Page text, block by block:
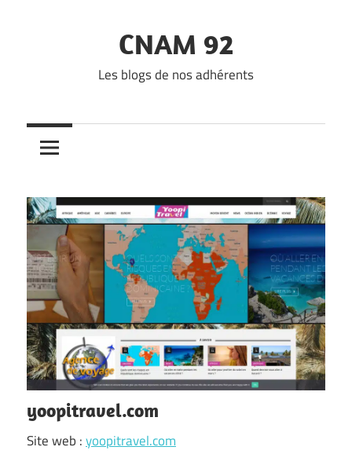
CNAM 92
Les blogs de nos adhérents
yoopitravel.com
Site web :yoopitravel.com